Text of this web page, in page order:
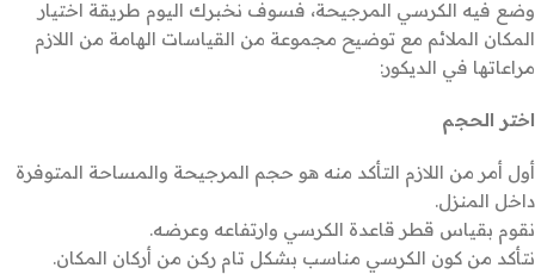
وضع فيه الكرسي المرجيحة، فسوف نخبرك اليوم طريقة اختيار
المكان الملائم مع توضيح مجموعة من القياسات الهامة من اللازم
مراعاتها في الديكور:
اختر الحجم
أول أمر من اللازم التأكد منه هو حجم المرجيحة والمساحة المتوفرة
داخل المنزل.
نقوم بقياس قطر قاعدة الكرسي وارتفاعه وعرضه.
نتأكد من كون الكرسي مناسب بشكل تام ركن من أركان المكان.